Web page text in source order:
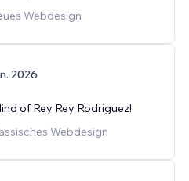
Webdesign
2026
of Rey Rey Rodriguez!
Webdesign